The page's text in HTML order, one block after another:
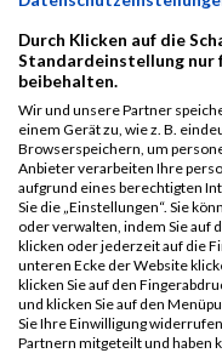
Energiesparen
Laufen sie am 27.
Grad
Durch Klicken auf die
Standardeinstellung
beibehalten.
Wir und unsere Partner
einem Gerät zu, wie z. B.
Browserspeichern, um
Anbieter verarbeiten Ihre
aufgrund eines berechtigten
Sie die „Einstellungen“. Sie
oder verwalten, indem Sie auf
klicken oder jederzeit auf die
unteren Ecke der Website
klicken Sie auf den
und klicken Sie auf den
Sie Ihre Einwilligung
Partnern mitgeteilt und haben